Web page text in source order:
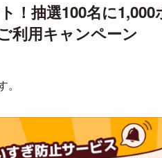
！抽選100名に
利用キャンペーン